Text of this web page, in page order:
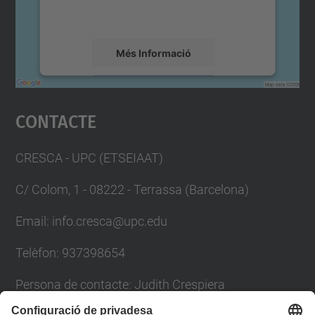
Més Informació
Accepta
powered by
Contacte
CRESCA - UPC (ETSEIAAT)
C/ Colom, 1 - 08222 - Terrassa (Barcelona)
Email: info.cresca@upc.edu
Telèfon: 937398654
Persona de contacte: Judith Crespiera